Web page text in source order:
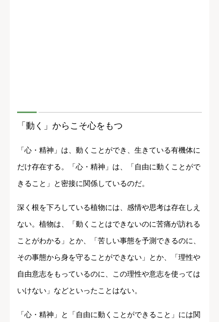
「動く」からこそ心をもつ
「心・精神」は、動くことができ、生きている有機体に
だけ存在する。「心・精神」は、「自由に動くことがで
きること」と密接に関係しているのだ。
深く根を下ろしている植物には、感情や思考は存在しえ
ない。植物は、「動くことはできないのに苦痛が訪れる
ことがわかる」とか、「苦しい事態を予測できるのに、
その事態から身を守ることができない」とか、「理性や
自由意志をもっているのに、この理性や意志を使っては
いけない」などといったことはない。
「心・精神」と「自由に動くことができること」には関